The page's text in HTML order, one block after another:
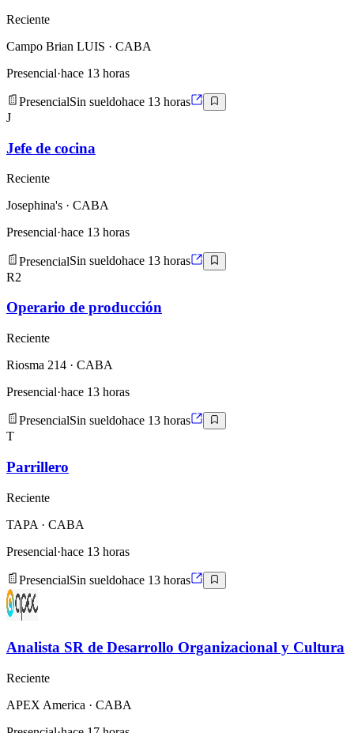
Reciente
Campo Brian LUIS · CABA
Presencial·hace 13 horas
PresencialSin sueldohace 13 horas
J
Jefe de cocina
Reciente
Josephina's · CABA
Presencial·hace 13 horas
PresencialSin sueldohace 13 horas
R2
Operario de producción
Reciente
Riosma 214 · CABA
Presencial·hace 13 horas
PresencialSin sueldohace 13 horas
T
Parrillero
Reciente
TAPA · CABA
Presencial·hace 13 horas
PresencialSin sueldohace 13 horas
Analista SR de Desarrollo Organizacional y Cultura
Reciente
APEX America · CABA